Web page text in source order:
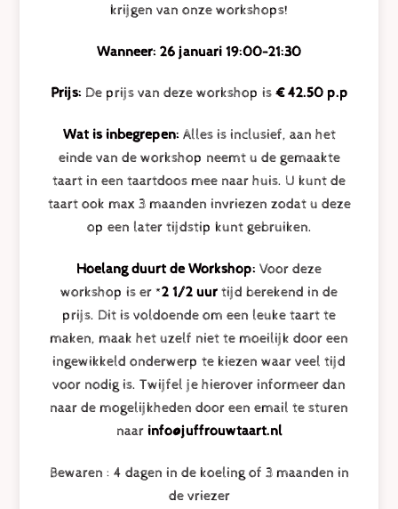
krijgen van onze workshops!
Wanneer: 26 januari 19:00-21:30
Prijs: De prijs van deze workshop is € 42.50 p.p
Wat is inbegrepen: Alles is inclusief, aan het
einde van de workshop neemt u de gemaakte
taart in een taartdoos mee naar huis. U kunt de
taart ook max 3 maanden invriezen zodat u deze
op een later tijdstip kunt gebruiken.
Hoelang duurt de Workshop: Voor deze
workshop is er *2 1/2 uur tijd berekend in de
prijs. Dit is voldoende om een leuke taart te
maken, maak het uzelf niet te moeilijk door een
ingewikkeld onderwerp te kiezen waar veel tijd
voor nodig is. Twijfel je hierover informeer dan
naar de mogelijkheden door een email te sturen
naar info@juffrouwtaart.nl
Bewaren : 4 dagen in de koeling of 3 maanden in
de vriezer